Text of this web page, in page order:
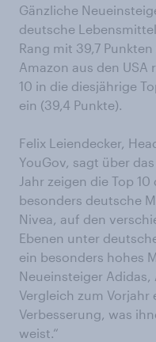
Gänzliche
deutsche
Rang mit 39,7
Amazon aus den USA
10 in die diesjährige
ein (39,4 Punkte).
Felix Leiendecker,
YouGov, sagt über
Jahr zeigen die Top 10
besonders deutsche
Nivea, auf den
Ebenen unter
ein besonders hohes
Neueinsteiger
Vergleich zum Vorjahr
Verbesserung, was
weist.“